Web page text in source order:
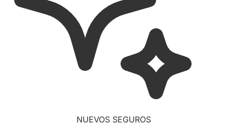
NUEVOS SEGUROS